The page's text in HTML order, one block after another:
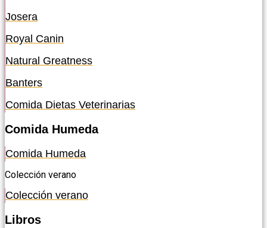
Josera
Royal Canin
Natural Greatness
Banters
Comida Dietas Veterinarias
Comida Humeda
Comida Humeda
Colección verano
Colección verano
Libros